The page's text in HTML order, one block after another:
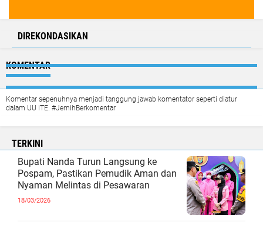
DIREKONDASIKAN
KOMENTAR
Komentar sepenuhnya menjadi tanggung jawab komentator seperti diatur
dalam UU ITE. #JernihBerkomentar
TERKINI
Bupati Nanda Turun Langsung ke
Pospam, Pastikan Pemudik Aman dan
Nyaman Melintas di Pesawaran
18/03/2026